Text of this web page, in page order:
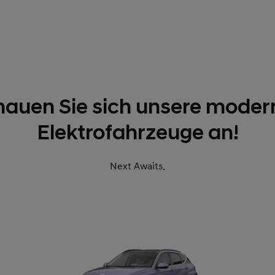
Sie sich unsere
Elektrofahrzeuge an!
Next Awaits.